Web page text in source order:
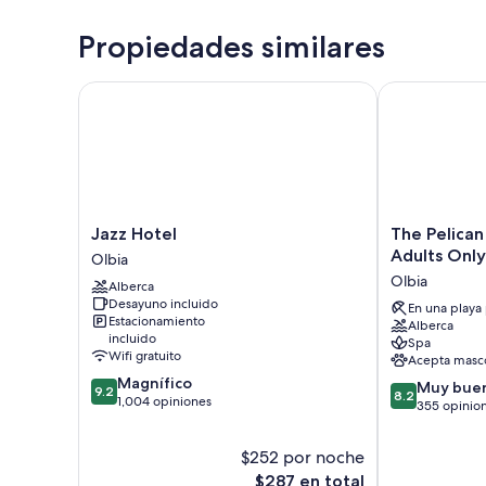
Propiedades similares
Jazz
Hotel
Olbia
Jazz Hotel
Olbia
Alberca
Desayuno incluido
Estacionamiento
incluido
Wifi gratuito
9.2
de
9.2 Magnífico
1,004 opiniones
$252 por noche
El
$287 en total
Jazz Hotel
The
Pelican
Resort
&
SPA
-
Adults
Only
Olbia
The
Adults Only
Olbia
En una
Alberca
Spa
Acepta
8.2
de
8.2 Muy
355
The Pelican